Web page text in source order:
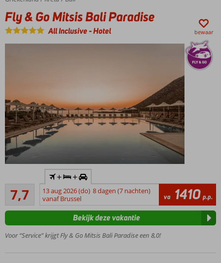
Meerdere
gerenoveerde
kamers
Onlangs
gerenoveerd
geheel nieuw
Italiaans
restaurant
Fly & Go Mitsis Bali Paradise
All Inclusive-Hotel bewaar
Op ca.
200
meter
strand
Centrum
7,7
61
beoordelingen
+ +
13 aug 2026 (do) 8 dagen (7 nachten)
vanaf Brussel
va 1410 p.p.
Voor “Service” krijgt Fly & Go Mitsis Bali Paradise een 8,0!
Bekijk deze vakantie